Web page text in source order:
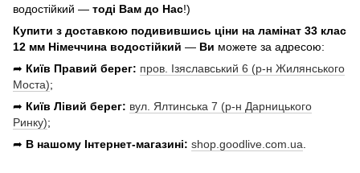
водостійкий — тоді Вам до Нас!)
Купити з доставкою подивившись ціни на ламінат 33 клас
12 мм Німеччина водостійкий — Ви можете за адресою:
➦ Київ Правий берег: пров. Ізяславський 6 (р-н Жилянського
Моста);
➦ Київ Лівий берег: вул. Ялтинська 7 (р-н Дарницького
Ринку);
➦ В нашому Інтернет-магазині: shop.goodlive.com.ua